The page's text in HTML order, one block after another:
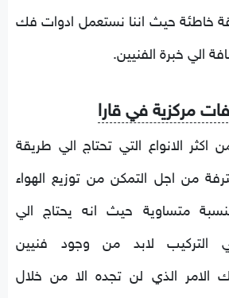
خاطئة حيث اننا نستعمل ادوات فك
الي خبرة الفنيين.
مركزية في قارا
اكثر الانواع التي تحتاج الي طريقة
من اجل التمكن من توزيع الهواء
متساوية حيث انه يحتاج الي
التركيب لابد من وجود فنيين
الذي لن تجده الا من خلال